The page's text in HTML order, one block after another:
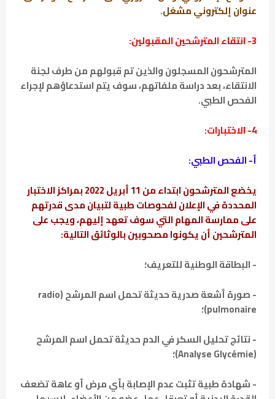
عنوان إلكتروني مشغل.
3- انتقاء المترشحين المقبولين:
المترشحون المسجلون والذين تم قبولهم من طرف لجنة
الانتقاء، بعد دراسة ملفاتهم، سوف يتم استدعاؤهم لإجراء
الفحص الطبي.
4- الاختبارات:
أ- الفحص الطبي:
يخضع المترشحون ابتداء من 11 أبريل 2022 بمراكز الاختبار
المحددة في الإعلان لفحوصات طبية لتبيان مدى قدرتهم
على ممارسة المهام التي سوف تعهد إليهم، ويجب على
المترشحين أن يكونوا مصحوبين بالوثائق التالية:
- البطاقة الوطنية للتعريف؛
- صورة أشعة صدرية حديثة تحمل اسم المرشح (radio
pulmonaire)؛
- نتائج تحليل السكر في الدم حديثة تحمل اسم المرشح
(Analyse Glycémie)؛
- شهادة طبية تثبت عدم الإصابة بأي مرض أو عاهة تضعف